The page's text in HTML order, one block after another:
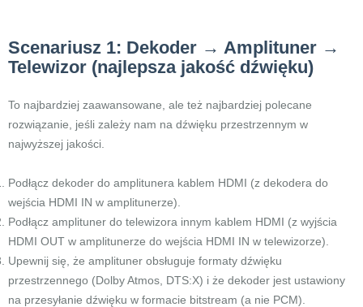
Scenariusz 1: Dekoder → Amplituner →
Telewizor (najlepsza jakość dźwięku)
To najbardziej zaawansowane, ale też najbardziej polecane
rozwiązanie, jeśli zależy nam na dźwięku przestrzennym w
najwyższej jakości.
Podłącz dekoder do amplitunera kablem HDMI (z dekodera do
wejścia HDMI IN w amplitunerze).
Podłącz amplituner do telewizora innym kablem HDMI (z wyjścia
HDMI OUT w amplitunerze do wejścia HDMI IN w telewizorze).
Upewnij się, że amplituner obsługuje formaty dźwięku
przestrzennego (Dolby Atmos, DTS:X) i że dekoder jest ustawiony
na przesyłanie dźwięku w formacie bitstream (a nie PCM).